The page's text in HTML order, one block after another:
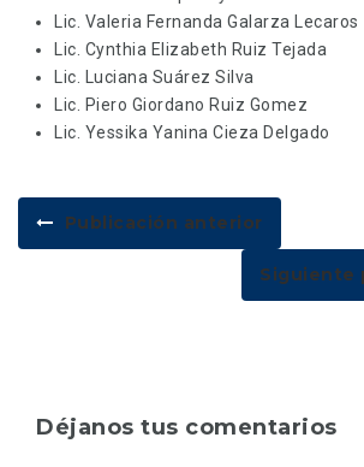
Lic. Valeria Fernanda Galarza Lecaros
Lic. Cynthia Elizabeth Ruiz Tejada
Lic. Luciana Suárez Silva
Lic. Piero Giordano Ruiz Gomez
Lic. Yessika Yanina Cieza Delgado
Publicación anterior
Siguiente
Déjanos tus comentarios